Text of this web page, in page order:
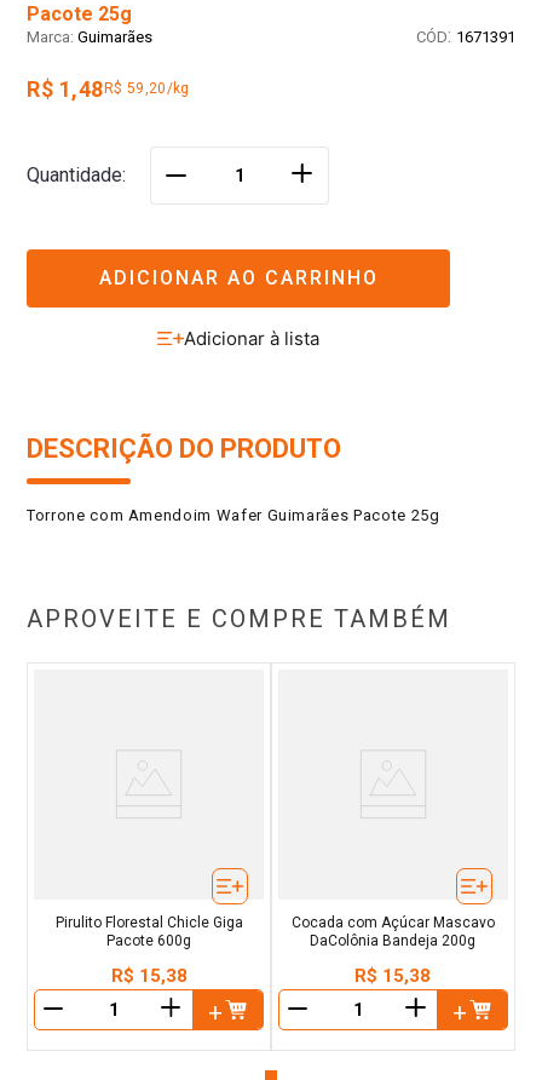
Pacote 25g
Guimarães : 1671391
R$ 1,48 R$ 59,20/kg
Quantidade ＋
ADICIONAR AO CARRINHO
DESCRIÇÃO DO PRODUTO
Torrone com Amendoim Wafer Guimarães Pacote 25g
APROVEITE E COMPRE TAMBÉM
Pirulito Florestal Chicle Giga
Pacote 600g
R$ 15,38
＋
Cocada com Açúcar Mascavo
DaColônia Bandeja 200g
R$ 15,38
＋